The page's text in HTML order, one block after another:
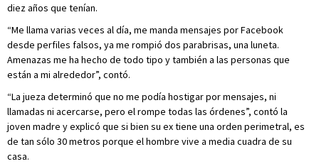
diez años que tenían.
“Me llama varias veces al día, me manda mensajes por Facebook
desde perfiles falsos, ya me rompió dos parabrisas, una luneta.
Amenazas me ha hecho de todo tipo y también a las personas que
están a mi alrededor”, contó.
“La jueza determinó que no me podía hostigar por mensajes, ni
llamadas ni acercarse, pero el rompe todas las órdenes”, contó la
joven madre y explicó que si bien su ex tiene una orden perimetral, es
de tan sólo 30 metros porque el hombre vive a media cuadra de su
casa.